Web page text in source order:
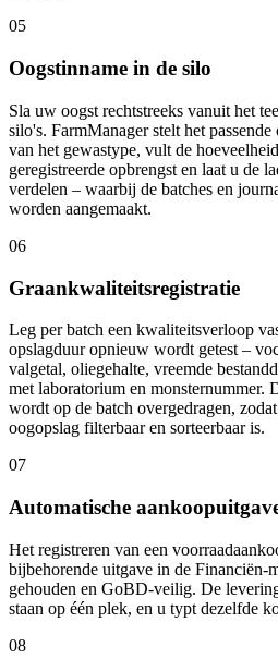
05
Oogstinname in de silo
Sla uw oogst rechtstreeks vanuit het
silo's. FarmManager stelt het
van het gewastype, vult de
geregistreerde opbrengst en laat u de
verdelen – waarbij de batches en
worden aangemaakt.
06
Graankwaliteitsregistratie
Leg per batch een kwaliteitsverloop
opslagduur opnieuw wordt getest –
valgetal, oliegehalte, vreemde
met laboratorium en monsternummer.
wordt op de batch overgedragen,
oogopslag filterbaar en sorteerbaar is.
07
Automatische
Het registreren van een
bijbehorende uitgave in de Financiën-
gehouden en GoBD-veilig. De
staan op één plek, en u typt dezelfde
08